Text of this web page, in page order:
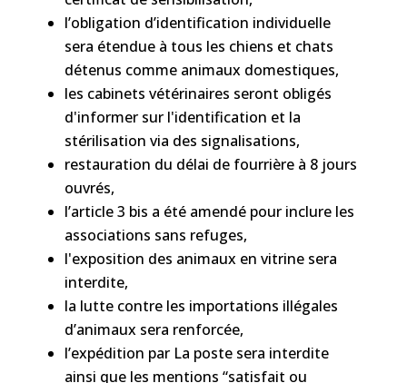
l’obligation d’identification individuelle
sera étendue à tous les chiens et chats
détenus comme animaux domestiques,
les cabinets vétérinaires seront obligés
d'informer sur l'identification et la
stérilisation via des signalisations,
restauration du délai de fourrière à 8 jours
ouvrés,
l’article 3 bis a été amendé pour inclure les
associations sans refuges,
l'exposition des animaux en vitrine sera
interdite,
la lutte contre les importations illégales
d’animaux sera renforcée,
l’expédition par La poste sera interdite
ainsi que les mentions “satisfait ou